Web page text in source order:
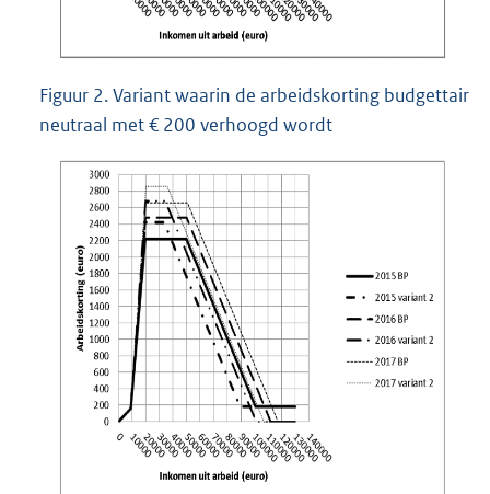
Figuur 2. Variant waarin de arbeidskorting budgettair
neutraal met € 200 verhoogd wordt